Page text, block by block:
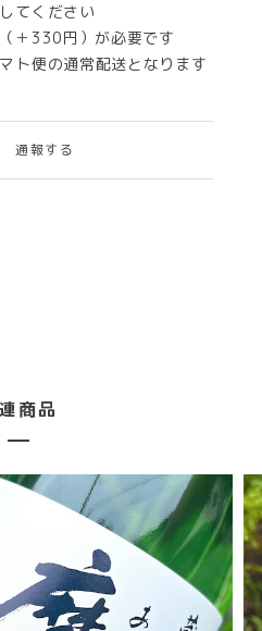
てください
＋330円）が必要です
ト便の通常配送となります
通報する
商品